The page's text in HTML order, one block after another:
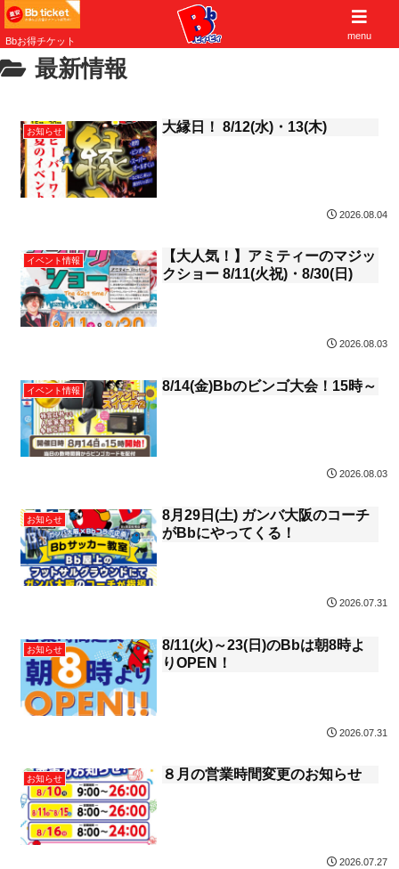
子供から大人まで遊べる大阪北摂の遊び場
最新情報
お知らせ 大縁日！ 8/12(水)・13(木)
2026.08.04
イベント情報
【大人気！】アミティーのマジッ
クショー 8/11(火祝)・8/30(日)
2026.08.03
イベント情報 8/14(金)Bbのビンゴ大会！15時～
2026.08.03
お知らせ
8月29日(土) ガンバ大阪のコーチ
がBbにやってくる！
2026.07.31
お知らせ
8/11(火)～23(日)のBbは朝8時よ
りOPEN！
2026.07.31
お知らせ ８月の営業時間変更のお知らせ
2026.07.27
Bbお得チケット
menu